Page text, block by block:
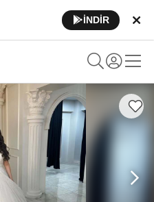
İNDİR